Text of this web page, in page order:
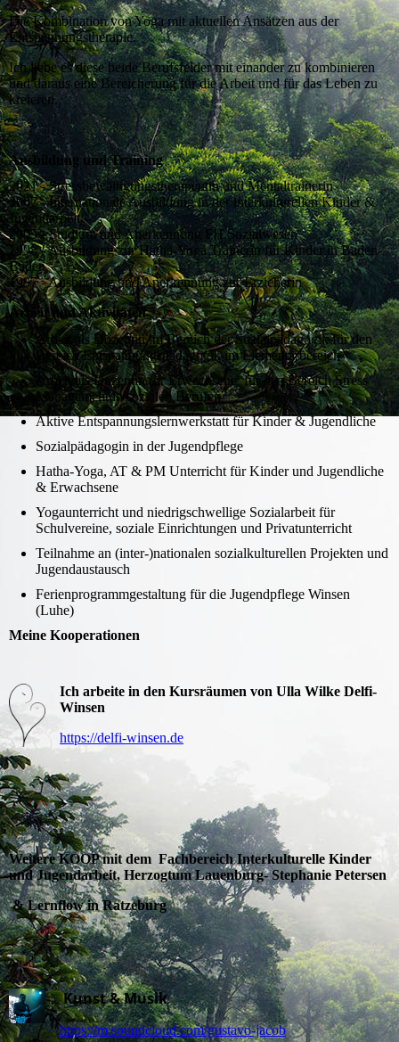
Die Kombination von Yoga mit aktuellen Ansätzen aus der
Entspannungstherapie.
Ich liebe es diese beide Berufsfelder mit einander zu kombinieren
und daraus eine Bereicherung für die Arbeit und für das Leben zu
kreieren.
Ausbildung und Training
2021 - Stressbewältigungstherapeutin und Mentaltrainerin
2007 - Internationale Ausbildung in der interkulturellen Kinder &
Jugendarbeit
2005 - Studium und Anerkennung FH Sozialwesen
1998 - Ausbildung zur Hatha-Yoga Trainerin für Kinder in Baden-
Baden
1997 - Ausbildung und Anerkennung zur Erzieherin
Arbeit und Aktivitäten
Arbeit als Dozentin im Bereich der Sozialpädagogik für den
Bereich Entspannungspädagogik im Elementarbereich
Arbeit als Dozentin für Erwachsene für den Bereich Stress
Management in sozialen Berufen
Aktive Entspannungslernwerkstatt für Kinder & Jugendliche
Sozialpädagogin in der Jugendpflege
Hatha-Yoga, AT & PM Unterricht für Kinder und Jugendliche
& Erwachsene
Yogaunterricht und niedrigschwellige Sozialarbeit für
Schulvereine, soziale Einrichtungen und Privatunterricht
Teilnahme an (inter-)nationalen sozialkulturellen Projekten und
Jugendaustausch
Ferienprogrammgestaltung für die Jugendpflege Winsen
(Luhe)
Meine Kooperationen
Ich arbeite in den Kursräumen von Ulla Wilke Delfi-
Winsen
https://delfi-winsen.de
Weitere KOOP mit dem Fachbereich Interkulturelle Kinder
und Jugendarbeit, Herzogtum Lauenburg- Stephanie Petersen
& Lernflow in Ratzeburg
Kunst & Musik
https://m.soundcloud.com/gustavo-jacob